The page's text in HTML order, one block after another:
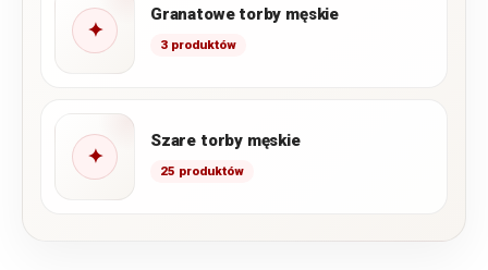
✦
Granatowe torby męskie
3 produktów
✦
Szare torby męskie
25 produktów